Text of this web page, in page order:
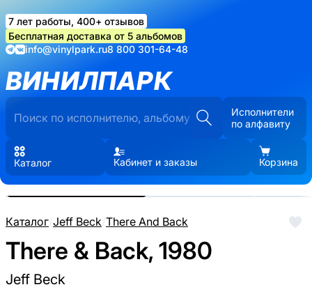
7 лет работы, 400+ отзывов
Бесплатная доставка от 5 альбомов
info@vinylpark.ru8 800 301-64-48
ВИНИЛПАРК
Исполнители
по алфавиту
Каталог Кабинет и заказы Корзина
Каталог/Jeff Beck/There And Back
There & Back, 1980
Jeff Beck
Реальные фото пластинки.
Нажмите, чтобы увеличить